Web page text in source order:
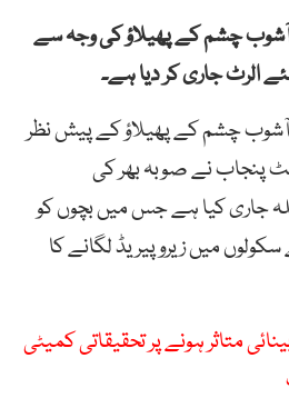
چشم کے پھیلاؤ کی وجہ سے
الرٹ جاری کر دیا ہے۔
چشم کے پھیلاؤ کے پیش نظر
پنجاب نے صوبہ بھر کی
جاری کیا ہے جس میں بچوں کو
میں زیرو پیریڈ لگانے کا
متاثر ہونے پر تحقیقاتی کمیٹی